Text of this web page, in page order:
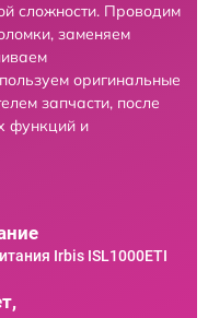
сложности. Проводим
заменяем
оригинальные
запчасти, после
функций и
Irbis ISL1000ETI